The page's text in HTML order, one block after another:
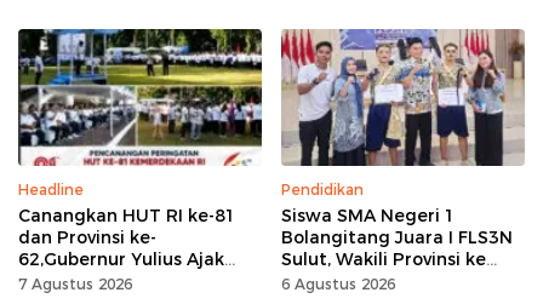
Headline
Canangkan HUT RI ke-81
dan Provinsi ke-
62,Gubernur Yulius Ajak
Seluruh Masyarakat
7 Agustus 2026
Pendidikan
Siswa SMA Negeri 1
Bolangitang Juara I FLS3N
Sulut, Wakili Provinsi ke
Tingkat Nasional
6 Agustus 2026